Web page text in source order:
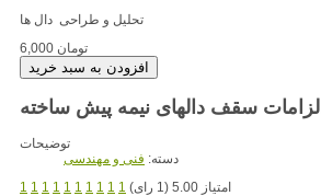
6,000 تومان
الزامات سقف دالهای نیمه پیش ساخته
توضیحات
دسته: فنی و مهندسی
1 1 1 1 1 1 1 1 1 1
امتیاز 5.00 (1 رای)